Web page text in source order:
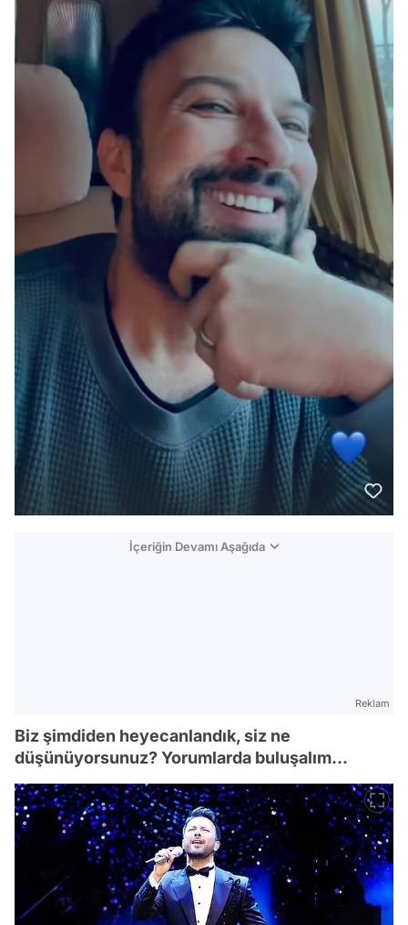
İçeriğin Devamı Aşağıda
Reklam
Biz şimdiden heyecanlandık, siz ne
düşünüyorsunuz? Yorumlarda buluşalım...